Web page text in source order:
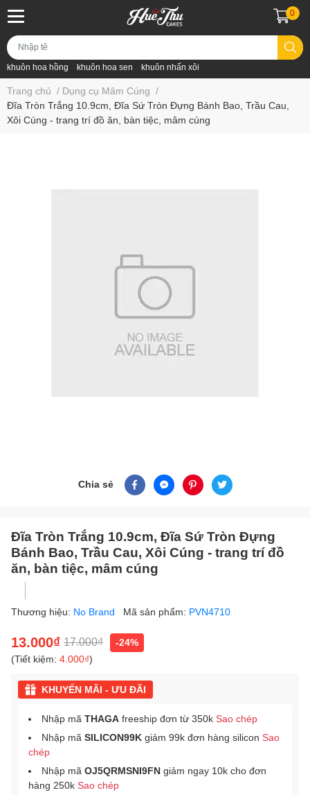
khuôn hoa hồng khuôn hoa sen khuôn nhấn xôi
0
Trang chủ / Dụng cụ Mâm Cúng /
Đĩa Tròn Trắng 10.9cm, Đĩa Sứ Tròn Đựng Bánh Bao, Trầu Cau,
Xôi Cúng - trang trí đồ ăn, bàn tiệc, mâm cúng
Chia sẻ
Đĩa Tròn Trắng 10.9cm, Đĩa Sứ Tròn Đựng
Bánh Bao, Trầu Cau, Xôi Cúng - trang trí đồ
ăn, bàn tiệc, mâm cúng
Thương hiệu: No Brand Mã sản phẩm: PVN4710
13.000₫ 17.000₫
-24%
(Tiết kiệm: 4.000₫)
KHUYẾN MÃI - ƯU ĐÃI
Nhập mã THAGA freeship đơn từ 350k Sao chép
Nhập mã SILICON99K giảm 99k đơn hàng silicon Sao
chép
Nhập mã OJ5QRMSNI9FN giảm ngay 10k cho đơn
hàng 250k Sao chép